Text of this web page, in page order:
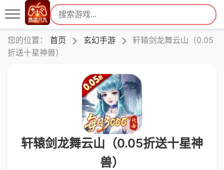
您的位置： 首页 玄幻手游
轩辕剑龙舞云山（0.05
折送十星神兽）
轩辕剑龙舞云山（0.05折送十星神
兽）